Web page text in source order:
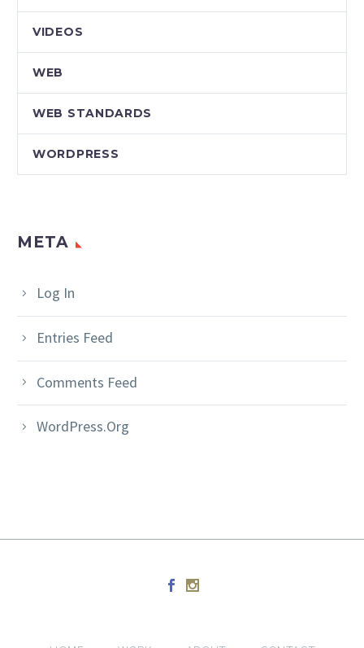
VIDEOS
WEB
WEB STANDARDS
WORDPRESS
META
Log In
Entries Feed
Comments Feed
WordPress.org